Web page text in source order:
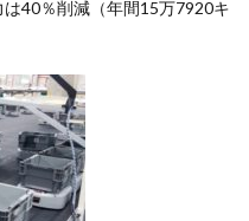
は40％削減（年間15万7920キ